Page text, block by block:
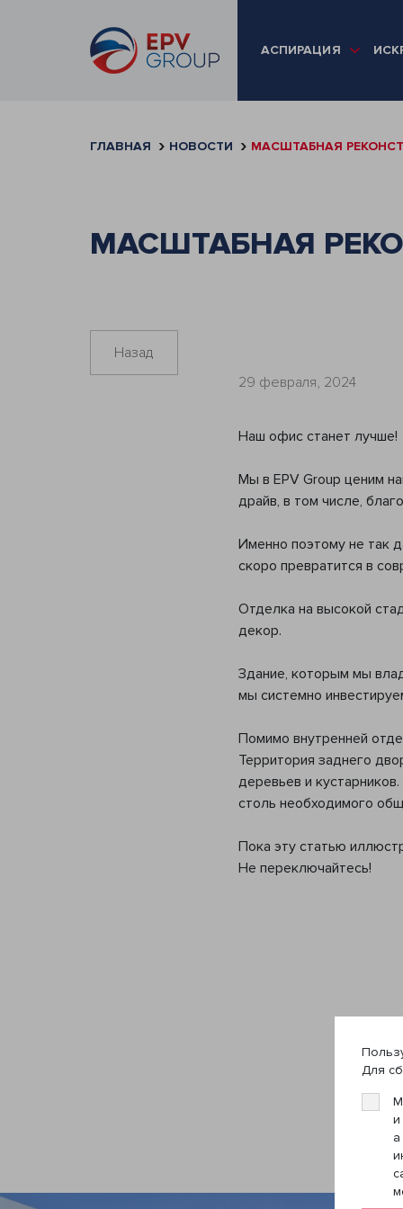
Для
и
АСПИРАЦИЯ
ГЛАВНАЯ НОВОСТИ МАСШТАБНАЯ
МАСШТАБНАЯ
Назад
29 февраля, 2024
Наш офис станет лучше!
Мы в EPV Group ценим
драйв, в том числе,
Именно поэтому не так
скоро превратится в
Отделка на высокой
декор.
Здание, которым мы
мы системно
Помимо внутренней
Территория заднего
деревьев и
столь необходимого
Пока эту статью
Не переключайтесь!